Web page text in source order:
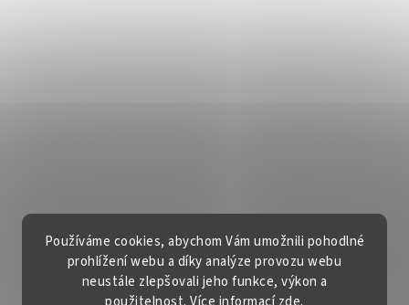
Používáme cookies, abychom Vám umožnili pohodlné
prohlížení webu a díky analýze provozu webu
neustále zlepšovali jeho funkce, výkon a